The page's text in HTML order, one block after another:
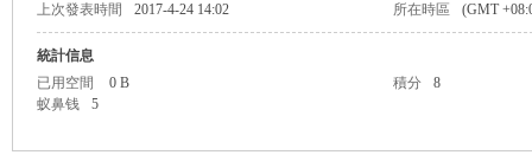
上次發表時間
2017-4-24 14:02 所在時區 (GMT
統計信息
已用空間
0 B 積分
8
蚁鼻钱
5